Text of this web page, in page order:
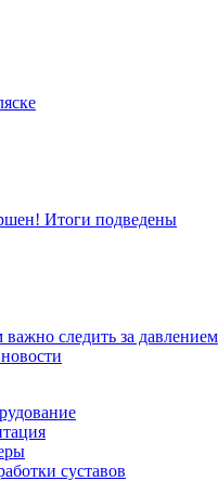
Итоги подведены
следить за
суставов